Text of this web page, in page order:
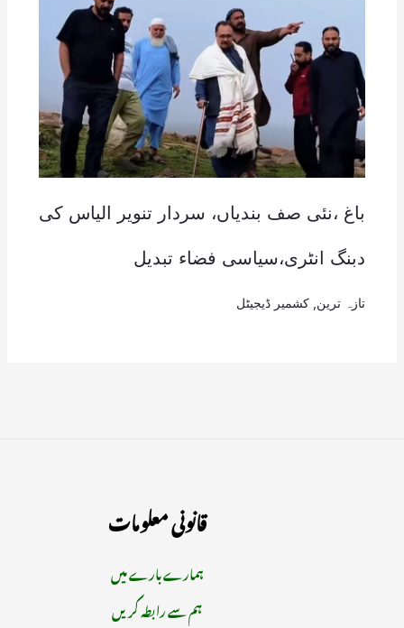
باغ ،نئی صف بندیاں، سردار تنویر الیاس کی
دبنگ انٹری،سیاسی فضاء تبدیل
تازہ ترین کشمیر ڈیجیٹل
قانونی معلومات
ہمارے بارے میں
ہم سے رابطہ کریں